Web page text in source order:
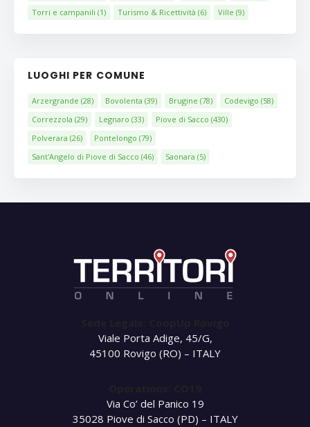
Torri e campanili (1) Turismo & Ricettività (6) Ville (9)
LUOGHI PER COMUNE
Arzergrande (28) Bovolenta (39) Brugine (78) Codevigo (58)
Correzzola (29) Legnaro (33) Piove di Sacco (430)
Polverara (26) Pontelongo (79)
Sant'Angelo di Piove di Sacco (46) Saonara (5)
Viale Porta Adige, 45/G,
45100 Rovigo (RO) – ITALY
Via Co’ del Panico 19
35028 Piove di Sacco (PD) – ITALY